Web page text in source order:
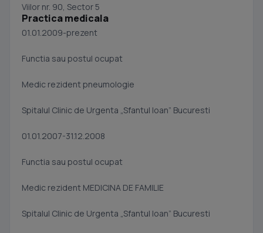
Viilor nr. 90, Sector 5
Practica medicala
01.01.2009-prezent
Functia sau postul ocupat
Medic rezident pneumologie
Spitalul Clinic de Urgenta „Sfantul Ioan” Bucuresti
01.01.2007-31.12.2008
Functia sau postul ocupat
Medic rezident MEDICINA DE FAMILIE
Spitalul Clinic de Urgenta „Sfantul Ioan” Bucuresti